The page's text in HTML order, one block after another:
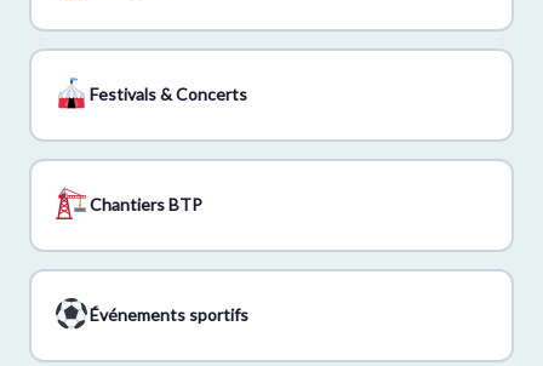
Festivals & Concerts
Chantiers BTP
Événements sportifs